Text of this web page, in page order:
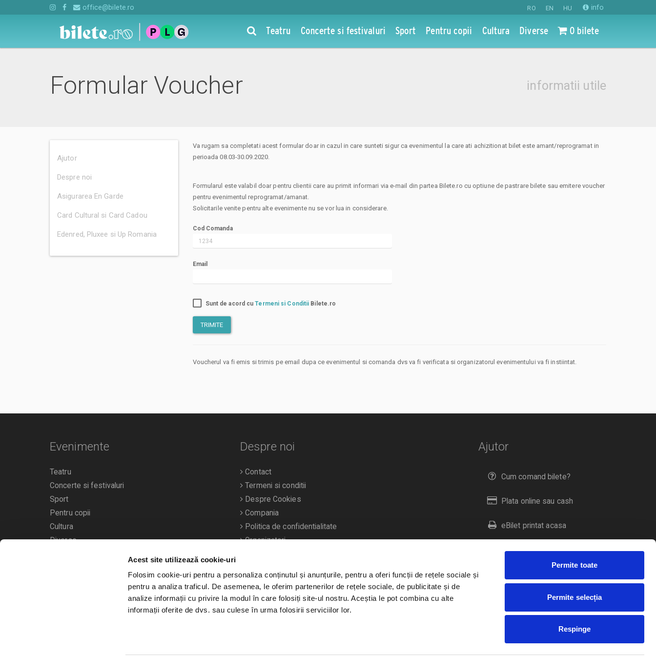
Acest site utilizează cookie-uri
Folosim cookie-uri pentru a personaliza conținutul și anunțurile, pentru a oferi funcții de rețele sociale și
pentru a analiza traficul. De asemenea, le oferim partenerilor de rețele sociale, de publicitate și de
analize informații cu privire la modul în care folosiți site-ul nostru. Aceștia le pot combina cu alte
informații oferite de dvs. sau culese în urma folosirii serviciilor lor.
Permite toate
Permite selecția
Respinge
RO EN HU info
office@bilete.ro
Teatru Concerte si festivaluri Sport Pentru copii Cultura Diverse 0 bilete
informatii utile
Formular Voucher
Va rugam sa completati acest formular doar in cazul in care sunteti sigur ca evenimentul la care ati achizitionat bilet este amant/reprogramat in
perioada 08.03-30.09.2020.
Formularul este valabil doar pentru clientii care au primit informari via e-mail din partea Bilete.ro cu optiune de pastrare bilete sau emitere voucher
pentru evenimentul reprogramat/amanat.
Solicitarile venite pentru alte evenimente nu se vor lua in considerare.
Cod Comanda
Email
Sunt de acord cuTermeni si Conditii Bilete.ro
TRIMITE
Voucherul va fi emis si trimis pe email dupa ce evenimentul si comanda dvs va fi verificata si organizatorul evenimentului va fi instiintat.
Ajutor
Despre noi
Asigurarea En Garde
Card Cultural si Card Cadou
Edenred, Pluxee si Up Romania
Ajutor
Cum comand bilete?
Plata online sau cash
eBilet printat acasa
Livrare prin curier
Duplicare bilete
Evenimente
Teatru
Concerte si festivaluri
Sport
Pentru copii
Cultura
Diverse
Calendarul evenimentelor
Despre noi
Contact
Termeni si conditii
Despre Cookies
Compania
Politica de confidentialitate
Organizatori